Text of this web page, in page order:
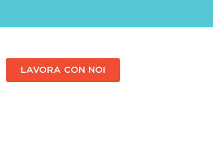
LAVORA CON NOI